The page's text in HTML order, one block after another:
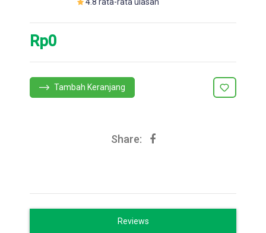
Rp0
Tambah Keranjang
Share:
Reviews